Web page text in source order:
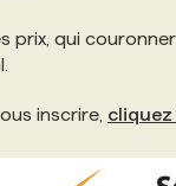
prix, qui
inscrire, cliquez